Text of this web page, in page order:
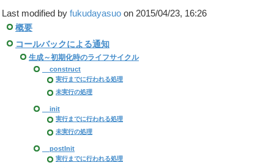
Last modified by fukudayasuo on 2015/04/23, 16:26
概要
コールバックによる通知
生成～初期化時のライフサイクル
__construct
実行までに行われる処理
未実行の処理
__init
実行までに行われる処理
未実行の処理
__postInit
実行までに行われる処理